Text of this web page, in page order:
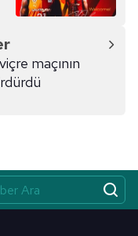
ve sitemizde
çerezlerle ilgili bilgi
maçının